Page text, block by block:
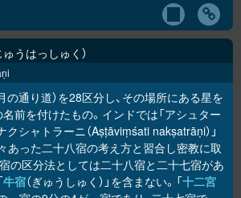
ゅうはっしゅく
の通り道）を28区分し、その場所にある星を
前を付けたもの。インドでは「アシュター
クシャトラーニ（Aṣṭāviṃśati nakṣatrāṇi）」
あった二十八宿の考え方と習合し密教に取
の区分法としては二十八宿と二十七宿があ
牛宿（ぎゅうしゅく）」を含まない。「十二宮